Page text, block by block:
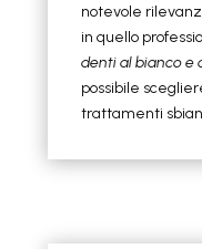
notevole
in quello
denti al bianco e
possibile
trattamenti